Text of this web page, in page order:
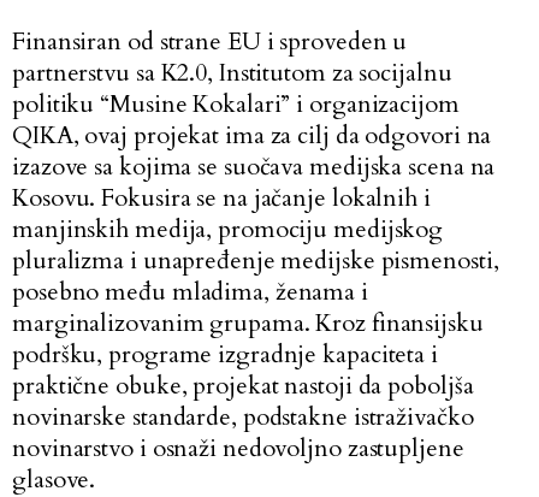
Finansiran od strane EU i sproveden u
partnerstvu sa K2.0, Institutom za socijalnu
politiku “Musine Kokalari” i organizacijom
QIKA, ovaj projekat ima za cilj da odgovori na
izazove sa kojima se suočava medijska scena na
Kosovu. Fokusira se na jačanje lokalnih i
manjinskih medija, promociju medijskog
pluralizma i unapređenje medijske pismenosti,
posebno među mladima, ženama i
marginalizovanim grupama. Kroz finansijsku
podršku, programe izgradnje kapaciteta i
praktične obuke, projekat nastoji da poboljša
novinarske standarde, podstakne istraživačko
novinarstvo i osnaži nedovoljno zastupljene
glasove.